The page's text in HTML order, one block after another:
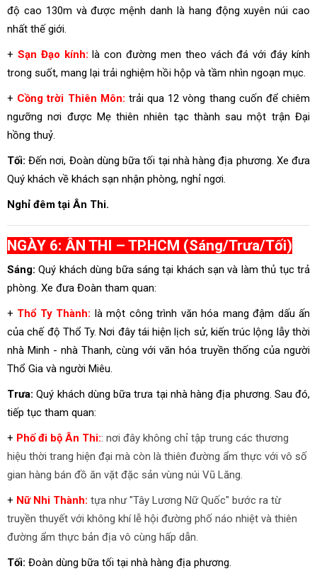
độ cao 130m và được mệnh danh là hang động xuyên núi cao
nhất thế giới.
+ Sạn Đạo kính: là con đường men theo vách đá với đáy kính
trong suốt, mang lại trải nghiệm hồi hộp và tầm nhìn ngoạn mục.
+ Cồng trời Thiên Môn: trải qua 12 vòng thang cuốn để chiêm
ngưỡng nơi được Mẹ thiên nhiên tạc thành sau một trận Đại
hồng thuỷ.
Tối:Đến nơi, Đoàn dùng bữa tối tại nhà hàng địa phương. Xe đưa
Quý khách về khách sạn nhận phòng, nghỉ ngơi.
Nghỉ đêm tại Ân Thi.
NGÀY 6: ÂN THI – TP.HCM (Sáng/Trưa/Tối)
Sáng:Quý khách dùng bữa sáng tại khách sạn và làm thủ tục trả
phòng. Xe đưa Đoàn tham quan:
+ Thổ Ty Thành: là một công trình văn hóa mang đậm dấu ấn
của chế độ Thổ Ty. Nơi đây tái hiện lịch sử, kiến trúc lộng lẫy thời
nhà Minh - nhà Thanh, cùng với văn hóa truyền thống của người
Thổ Gia và người Miêu.
Trưa:Quý khách dùng bữa trưa tại nhà hàng địa phương. Sau đó,
tiếp tục tham quan:
+ Phố đi bộ Ân Thi:: nơi đây không chỉ tập trung các thương
hiệu thời trang hiện đại mà còn là thiên đường ẩm thực với vô số
gian hàng bán đồ ăn vặt đặc sản vùng núi Vũ Lăng.
+ Nữ Nhi Thành: tựa như "Tây Lương Nữ Quốc" bước ra từ
truyền thuyết với không khí lễ hội đường phố náo nhiệt và thiên
đường ẩm thực bản địa vô cùng hấp dẫn.
Tối: Đoàn dùng bữa tối tại nhà hàng địa phương.